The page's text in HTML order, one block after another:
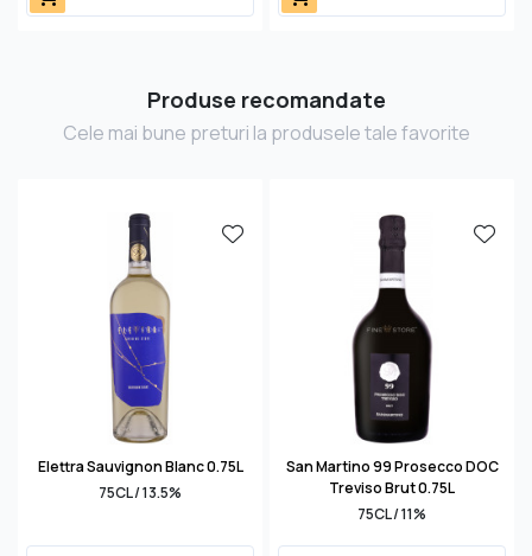
Produse recomandate
Cele mai bune preturi la produsele tale favorite
Elettra Sauvignon Blanc 0.75L
75CL / 13.5%
San Martino 99 Prosecco DOC
Treviso Brut 0.75L
75CL / 11%